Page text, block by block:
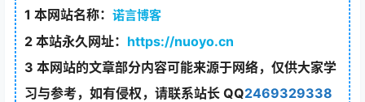
1 本网站名称： 诺言博客
2本站永久网址： https://nuoyo.cn
3 本网站的文章部分内容可能来源于网络，仅供大家学
习与参考，如有侵权，请联系站长 QQ2469329338